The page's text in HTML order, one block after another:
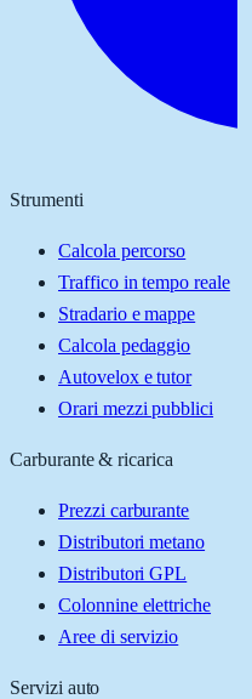
Strumenti
Calcola percorso
Traffico in tempo reale
Stradario e mappe
Calcola pedaggio
Autovelox e tutor
Orari mezzi pubblici
Carburante & ricarica
Prezzi carburante
Distributori metano
Distributori GPL
Colonnine elettriche
Aree di servizio
Servizi auto